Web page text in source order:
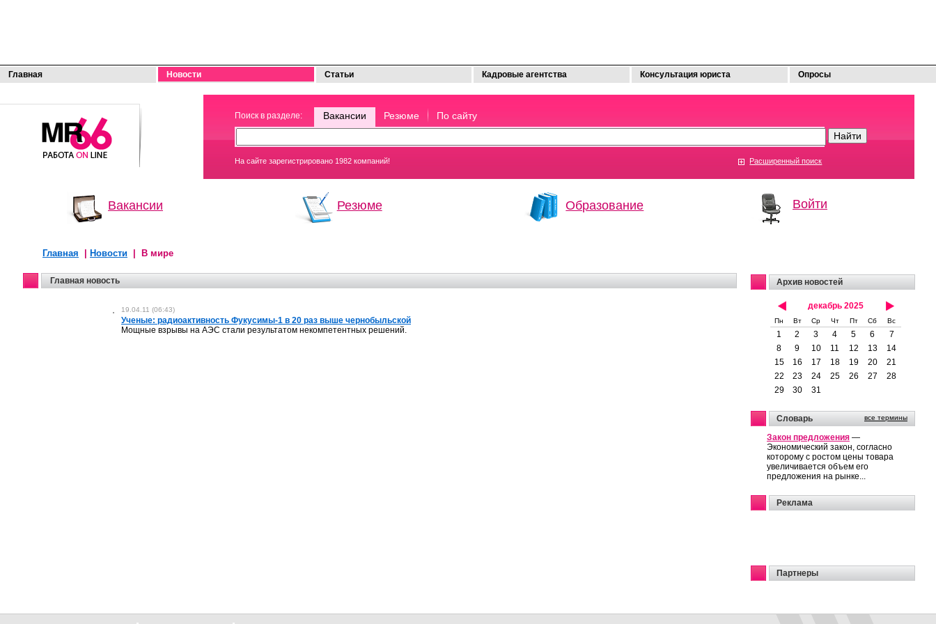
Главная Новости Статьи Кадровые агентства Консультация юриста Опросы
МОЯ
РАБОТА
Поиск в разделе: Вакансии Резюме По сайту
Расширенный поиск
На сайте зарегистрировано 1982 компаний!
Вакансии Резюме Образование
Главная Новости | В мире
Главная новость
19.04.11 (06:43)
Ученые: радиоактивность Фукусимы-1 в 20 раз выше чернобыльской
Мощные взрывы на АЭС стали результатом некомпетентных решений.
Войти
Архив новостей
декабрь 2025
Пн Вт Ср Чт Пт Сб Вс
1 2 3 4 5 6
7
8
9 10 11 12 13
14
15
16 17 18 19 20
21
22
23 24 25 26 27
28
29
30 31
Словарь все термины
Закон предложения —
Экономический закон, согласно
которому с ростом цены товара
увеличивается объем его
предложения на рынке...
Реклама
Партнеры